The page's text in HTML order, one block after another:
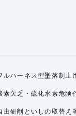
ルハーネス型墜落制止
素欠乏・硫化水素危険
由研削といしの取替え